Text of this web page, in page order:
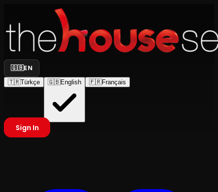
🇬🇧EN
🇹🇷Türkçe 🇬🇧English 🇫🇷Français
Sign In